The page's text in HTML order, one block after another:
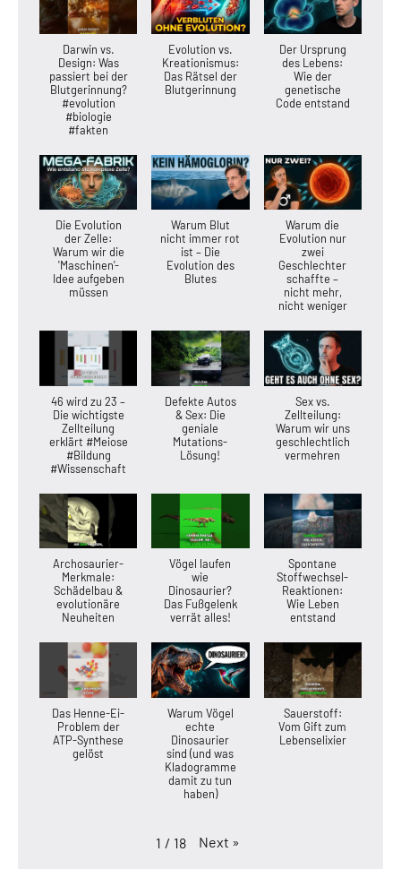
Darwin vs.
Design: Was
passiert bei der
Blutgerinnung?
#evolution
#biologie
#fakten
Evolution vs.
Kreationismus:
Das Rätsel der
Blutgerinnung
Der Ursprung
des Lebens:
Wie der
genetische
Code entstand
Die Evolution
der Zelle:
Warum wir die
'Maschinen'-
Idee aufgeben
müssen
Warum Blut
nicht immer rot
ist – Die
Evolution des
Blutes
Warum die
Evolution nur
zwei
Geschlechter
schaffte –
nicht mehr,
nicht weniger
46 wird zu 23 –
Die wichtigste
Zellteilung
erklärt #Meiose
#Bildung
#Wissenschaft
Defekte Autos
& Sex: Die
geniale
Mutations-
Lösung!
Sex vs.
Zellteilung:
Warum wir uns
geschlechtlich
vermehren
Archosaurier-
Merkmale:
Schädelbau &
evolutionäre
Neuheiten
Vögel laufen
wie
Dinosaurier?
Das Fußgelenk
verrät alles!
Spontane
Stoffwechsel-
Reaktionen:
Wie Leben
entstand
Das Henne-Ei-
Problem der
ATP-Synthese
gelöst
Warum Vögel
echte
Dinosaurier
sind (und was
Kladogramme
damit zu tun
haben)
Sauerstoff:
Vom Gift zum
Lebenselixier
1 / 18 Next »